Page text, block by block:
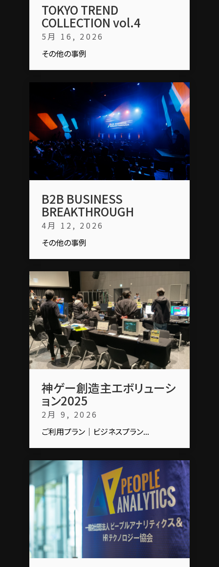
TOKYO TREND
COLLECTION vol.4
5月 16, 2026
その他の事例
B2B BUSINESS
BREAKTHROUGH
4月 12, 2026
その他の事例
神ゲー創造主エボリューシ
ョン2025
2月 9, 2026
ご利用プラン｜ビジネスプラン...